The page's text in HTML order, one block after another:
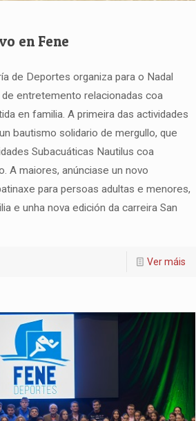
en Fene
de Deportes organiza para o Nadal
entretemento relacionadas coa
en familia. A primeira das actividades
bautismo solidario de mergullo, que
Subacuáticas Nautilus coa
A maiores, anúnciase un novo
para persoas adultas e menores,
e unha nova edición da carreira San
Ver máis